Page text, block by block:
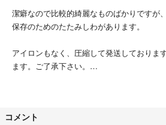
潔癖なので比較的綺麗なものばかりですが、
保存のためのたたみしわがあります。
アイロンもなく、圧縮して発送しておりま
ます。ご了承下さい。
また殆ど送料込となり、
コメント